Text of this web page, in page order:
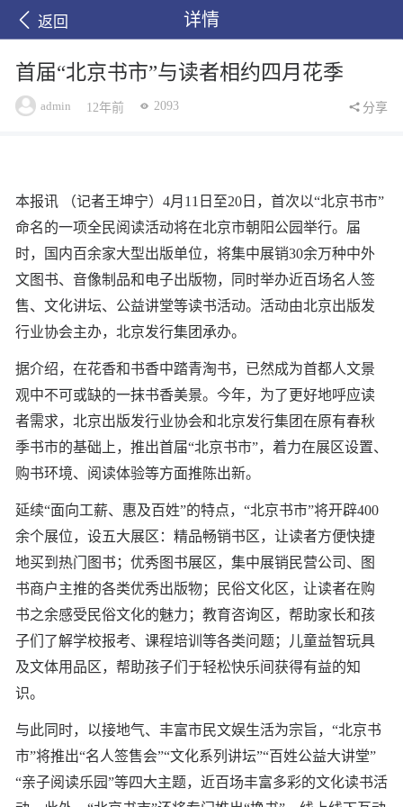
返回 详情
首届“北京书市”与读者相约四月花季
admin 12年前 2093 分享
本报讯 （记者王坤宁）4月11日至20日，首次以“北京书市”
命名的一项全民阅读活动将在北京市朝阳公园举行。届
时，国内百余家大型出版单位，将集中展销30余万种中外
文图书、音像制品和电子出版物，同时举办近百场名人签
售、文化讲坛、公益讲堂等读书活动。活动由北京出版发
行业协会主办，北京发行集团承办。
据介绍，在花香和书香中踏青淘书，已然成为首都人文景
观中不可或缺的一抹书香美景。今年，为了更好地呼应读
者需求，北京出版发行业协会和北京发行集团在原有春秋
季书市的基础上，推出首届“北京书市”，着力在展区设置、
购书环境、阅读体验等方面推陈出新。
延续“面向工薪、惠及百姓”的特点，“北京书市”将开辟400
余个展位，设五大展区：精品畅销书区，让读者方便快捷
地买到热门图书；优秀图书展区，集中展销民营公司、图
书商户主推的各类优秀出版物；民俗文化区，让读者在购
书之余感受民俗文化的魅力；教育咨询区，帮助家长和孩
子们了解学校报考、课程培训等各类问题；儿童益智玩具
及文体用品区，帮助孩子们于轻松快乐间获得有益的知
识。
与此同时，以接地气、丰富市民文娱生活为宗旨，“北京书
市”将推出“名人签售会”“文化系列讲坛”“百姓公益大讲堂”
“亲子阅读乐园”等四大主题，近百场丰富多彩的文化读书活